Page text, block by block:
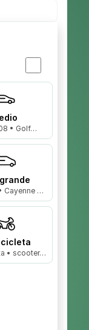
• Golf…
Cayenne •
• scooter…